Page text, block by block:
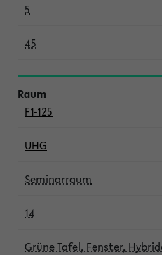
5
45
F1-125
UHG
Seminarraum
14
Grüne Tafel, Fenster,